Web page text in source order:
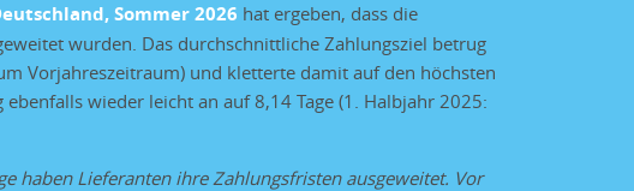
Sommer 2026 hat ergeben, dass die
wurden. Das durchschnittliche Zahlungsziel betrug
Vorjahreszeitraum) und kletterte damit auf den höchsten
wieder leicht an auf 8,14 Tage (1. Halbjahr 2025:
haben Lieferanten ihre Zahlungsfristen ausgeweitet. Vor